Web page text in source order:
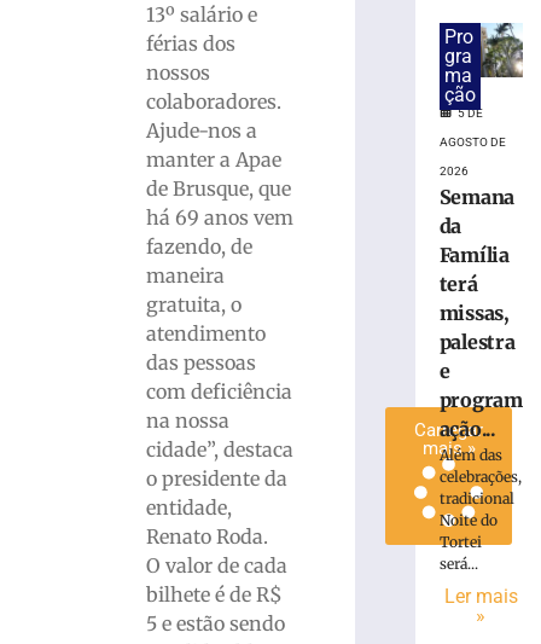
13º salário e
férias dos
nossos
colaboradores.
Ajude-nos a
manter a Apae
de Brusque, que
há 69 anos vem
fazendo, de
maneira
gratuita, o
atendimento
das pessoas
com deficiência
na nossa
cidade”, destaca
o presidente da
entidade,
Renato Roda.
O valor de cada
bilhete é de R$
5 e estão sendo
encerra
inscrições
pagamento
Carregar
mais »
Pro
gra
ma
ção
5 DE
AGOSTO DE
2026
Semana
da
Família
terá
missas,
palestra
e
program
ação...
Além das
celebrações,
tradicional
Noite do
Tortei
será...
Ler mais
»